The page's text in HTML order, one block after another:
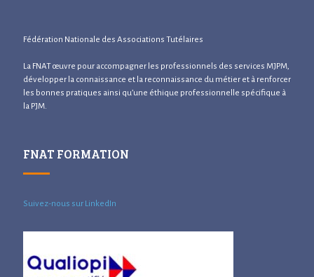
Fédération Nationale des Associations Tutélaires
La FNAT œuvre pour accompagner les professionnels des services MJPM,
développer la connaissance et la reconnaissance du métier et à renforcer
les bonnes pratiques ainsi qu’une éthique professionnelle spécifique à
la PJM.
FNAT FORMATION
Suivez-nous sur LinkedIn